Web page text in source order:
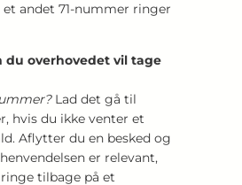
andet 71-nummer ringer
du overhovedet vil tage
Lad det gå til
hvis du ikke venter et
Aflytter du en besked og
er relevant,
tilbage på et